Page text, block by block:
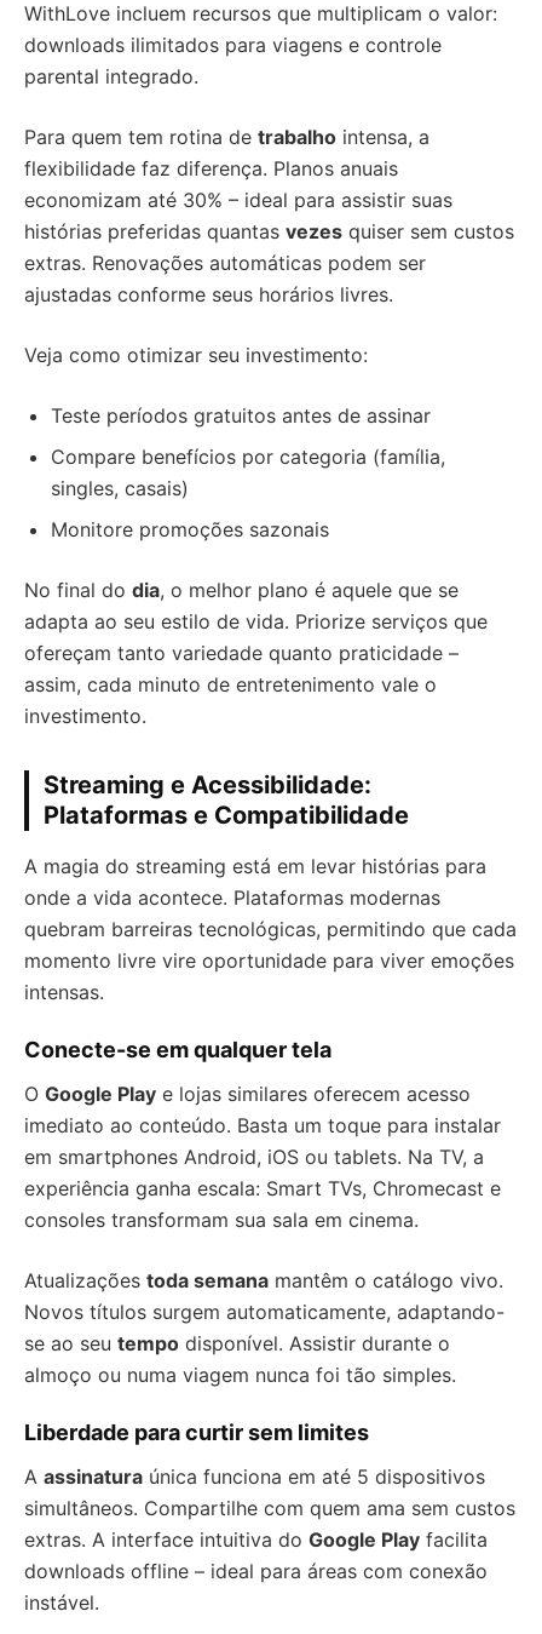
WithLove incluem recursos que multiplicam o valor:
downloads ilimitados para viagens e controle
parental integrado.
Para quem tem rotina de trabalho intensa, a
flexibilidade faz diferença. Planos anuais
economizam até 30% – ideal para assistir suas
histórias preferidas quantas vezes quiser sem custos
extras. Renovações automáticas podem ser
ajustadas conforme seus horários livres.
Veja como otimizar seu investimento:
Teste períodos gratuitos antes de assinar
Compare benefícios por categoria (família,
singles, casais)
Monitore promoções sazonais
No final do dia, o melhor plano é aquele que se
adapta ao seu estilo de vida. Priorize serviços que
ofereçam tanto variedade quanto praticidade –
assim, cada minuto de entretenimento vale o
investimento.
Streaming e Acessibilidade:
Plataformas e Compatibilidade
A magia do streaming está em levar histórias para
onde a vida acontece. Plataformas modernas
quebram barreiras tecnológicas, permitindo que cada
momento livre vire oportunidade para viver emoções
intensas.
Conecte-se em qualquer tela
O Google Play e lojas similares oferecem acesso
imediato ao conteúdo. Basta um toque para instalar
em smartphones Android, iOS ou tablets. Na TV, a
experiência ganha escala: Smart TVs, Chromecast e
consoles transformam sua sala em cinema.
Atualizações toda semana mantêm o catálogo vivo.
Novos títulos surgem automaticamente, adaptando-
se ao seu tempo disponível. Assistir durante o
almoço ou numa viagem nunca foi tão simples.
Liberdade para curtir sem limites
A assinatura única funciona em até 5 dispositivos
simultâneos. Compartilhe com quem ama sem custos
extras. A interface intuitiva do Google Play facilita
downloads offline – ideal para áreas com conexão
instável.